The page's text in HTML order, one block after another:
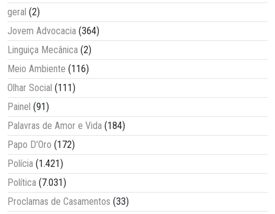
geral (2)
Jovem Advocacia (364)
Linguiça Mecânica (2)
Meio Ambiente (116)
Olhar Social (111)
Painel (91)
Palavras de Amor e Vida (184)
Papo D'Oro (172)
Polícia (1.421)
Política (7.031)
Proclamas de Casamentos (33)